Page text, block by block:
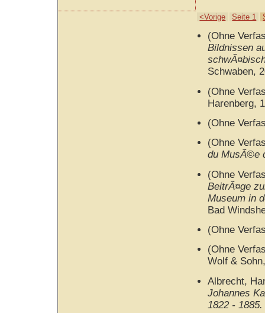
<Vorige Seite 1
(Ohne
Bildnissen
Schwaben,
(Ohne
Harenberg,
(Ohne
(Ohne
du MusÃ©e
(Ohne
BeitrÃ¤ge
Museum in
Bad
(Ohne
(Ohne
Wolf &
Albrecht,
Johannes
1822 - 1885.